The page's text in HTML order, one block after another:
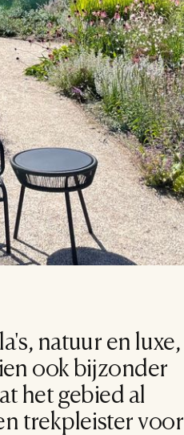
natuur en luxe,
ook bijzonder
het gebied al
trekpleister voor